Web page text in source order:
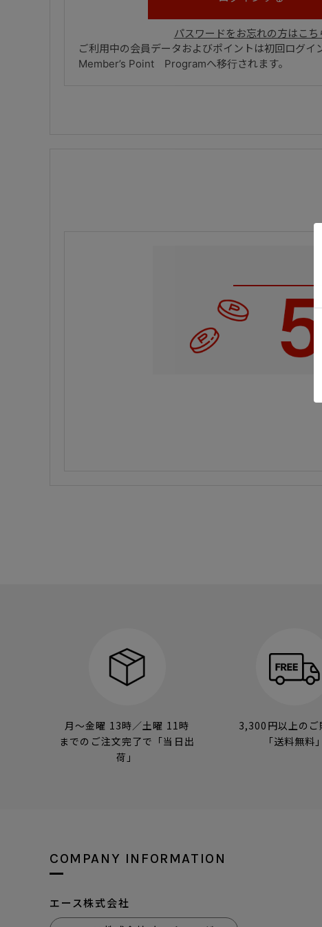
パスワードをお忘れの方はこち
ご利用中の会員データおよびポイントは初回ログイ
Member’s Point Programへ移行されます。
月～金曜 13時／土曜 11時
までのご注文完了で「当日出
荷」
3,300円以上のご
「送料無料」
COMPANY INFORMATION
エース株式会社